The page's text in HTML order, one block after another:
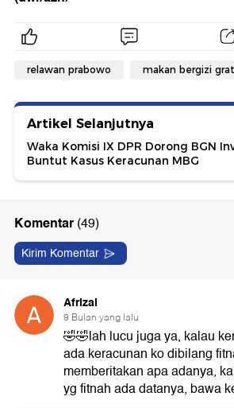
relawan prabowo makan bergizi
Artikel Selanjutnya
Waka Komisi IX DPR Dorong BGN
Buntut Kasus Keracunan MBG